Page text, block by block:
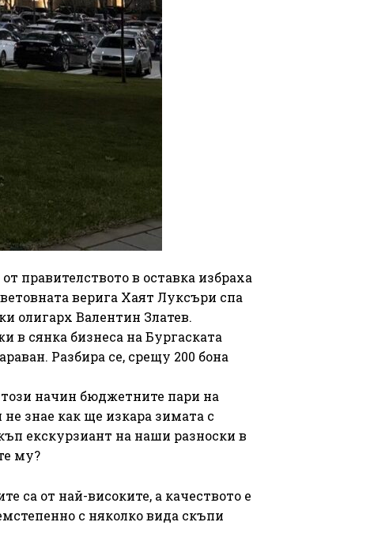
правителството в оставка избраха
верига Хаят Луксъри спа
олигарх Валентин Златев.
в сянка бизнеса на Бургаската
Разбира се, срещу 200 бона
начин бюджетните пари на
знае как ще изкара зимата с
екскурзиант на наши разноски в
му?
са от най-високите, а качеството е
с няколко вида скъпи